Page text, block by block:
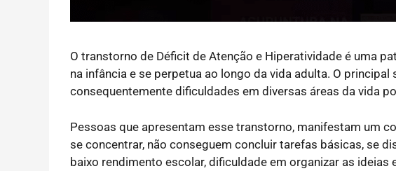
O transtorno de Déficit de Atenção e Hiperatividade é uma
na infância e se perpetua ao longo da vida adulta. O
consequentemente dificuldades em diversas áreas da vida
Pessoas que apresentam esse transtorno, manifestam um
se concentrar, não conseguem concluir tarefas básicas, se
baixo rendimento escolar, dificuldade em organizar as ideias